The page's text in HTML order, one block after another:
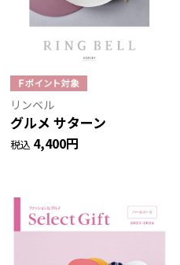
リンベル
グルメ サターン
税込 4,400円